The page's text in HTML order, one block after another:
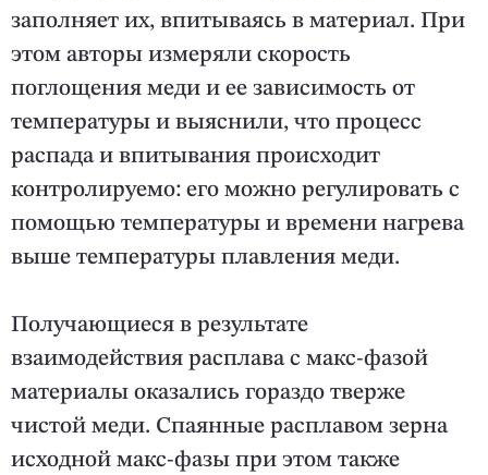
заполняет их, впитываясь в материал. При
этом авторы измеряли скорость
поглощения меди и ее зависимость от
температуры и выяснили, что процесс
распада и впитывания происходит
контролируемо: его можно регулировать с
помощью температуры и времени нагрева
выше температуры плавления меди.
Получающиеся в результате
взаимодействия расплава с макс-фазой
материалы оказались гораздо тверже
чистой меди. Спаянные расплавом зерна
исходной макс-фазы при этом также